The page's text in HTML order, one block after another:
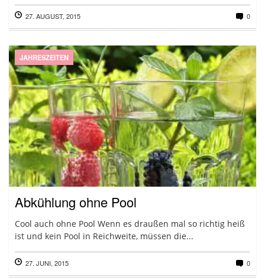
27. AUGUST, 2015 0
JAHRESZEITEN
Abkühlung ohne Pool
Cool auch ohne Pool Wenn es draußen mal so richtig heiß
ist und kein Pool in Reichweite, müssen die...
27. JUNI, 2015 0